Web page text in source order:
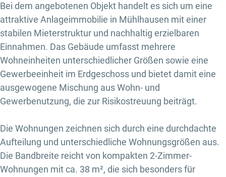
Bei dem angebotenen Objekt handelt es sich um eine
attraktive Anlageimmobilie in Mühlhausen mit einer
stabilen Mieterstruktur und nachhaltig erzielbaren
Einnahmen. Das Gebäude umfasst mehrere
Wohneinheiten unterschiedlicher Größen sowie eine
Gewerbeeinheit im Erdgeschoss und bietet damit eine
ausgewogene Mischung aus Wohn- und
Gewerbenutzung, die zur Risikostreuung beiträgt.
Die Wohnungen zeichnen sich durch eine durchdachte
Aufteilung und unterschiedliche Wohnungsgrößen aus.
Die Bandbreite reicht von kompakten 2-Zimmer-
Wohnungen mit ca. 38 m², die sich besonders für